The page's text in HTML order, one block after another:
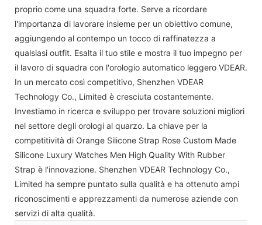
proprio come una squadra forte. Serve a ricordare
l'importanza di lavorare insieme per un obiettivo comune,
aggiungendo al contempo un tocco di raffinatezza a
qualsiasi outfit. Esalta il tuo stile e mostra il tuo impegno per
il lavoro di squadra con l'orologio automatico leggero VDEAR.
In un mercato così competitivo, Shenzhen VDEAR
Technology Co., Limited è cresciuta costantemente.
Investiamo in ricerca e sviluppo per trovare soluzioni migliori
nel settore degli orologi al quarzo. La chiave per la
competitività di Orange Silicone Strap Rose Custom Made
Silicone Luxury Watches Men High Quality With Rubber
Strap è l'innovazione. Shenzhen VDEAR Technology Co.,
Limited ha sempre puntato sulla qualità e ha ottenuto ampi
riconoscimenti e apprezzamenti da numerose aziende con
servizi di alta qualità.